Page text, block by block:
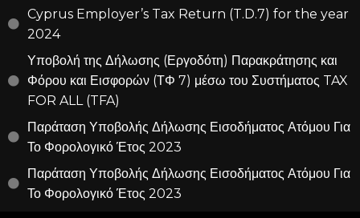
Cyprus Employer’s Tax Return (T.D.7) for the year
2024
Υποβολή της Δήλωσης (Εργοδότη) Παρακράτησης και
Φόρου και Εισφορών (ΤΦ 7) μέσω του Συστήματος TAX
FOR ALL (TFA)
Παράταση Υποβολής Δήλωσης Εισοδήματος Ατόμου Για
Το Φορολογικό Έτος 2023
Παράταση Υποβολής Δήλωσης Εισοδήματος Ατόμου Για
Το Φορολογικό Έτος 2023